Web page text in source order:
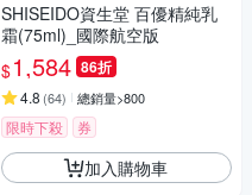
SHISEIDO資生堂 百優精純乳
霜(75ml)_國際航空版
$1,584 86折
4.8 (64) 總銷量>800
限時下殺 券
加入購物車